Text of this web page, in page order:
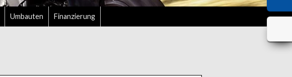
Umbauten Finanzierung